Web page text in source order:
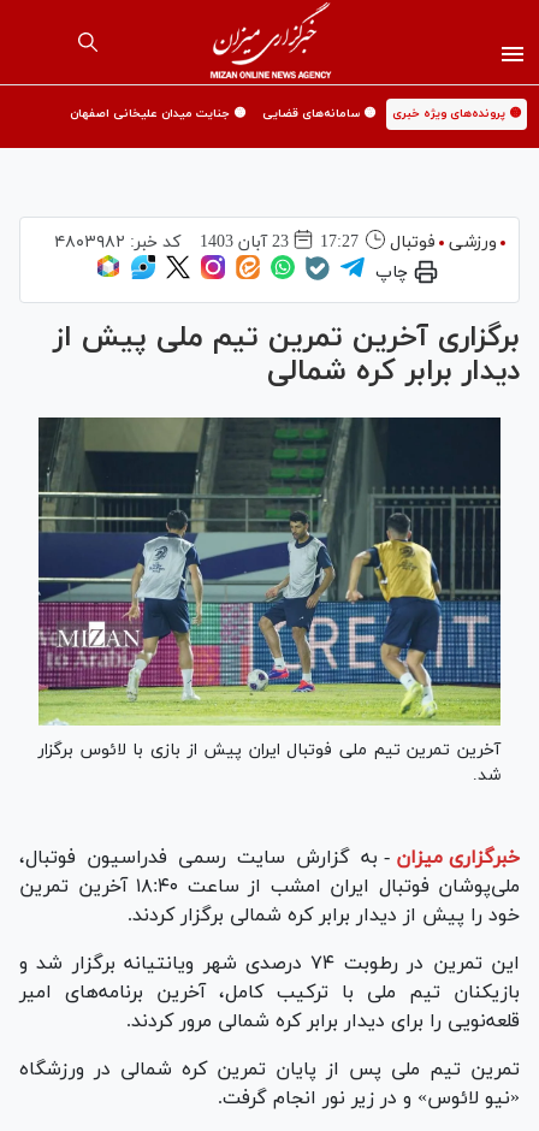
🟡 پرونده‌های ویژه خبری 🟡 سامانه‌های قضایی 🟡 جنایت میدان علیخانی اصفهان
ورزشی فوتبال 17:27 23 آبان 1403 کد خبر: ۴۸۰۳۹۸۲
چاپ
برگزاری آخرین تمرین تیم ملی پیش از
دیدار برابر کره شمالی
آخرین تمرین تیم ملی فوتبال ایران پیش از بازی با لائوس برگزار
شد.
خبرگزاری میزان - به گزارش سایت رسمی فدراسیون فوتبال،
ملی‌پوشان فوتبال ایران امشب از ساعت ١٨:۴٠ آخرین تمرین
خود را پیش از دیدار برابر کره شمالی برگزار کردند.
این تمرین در رطوبت ٧۴ درصدی شهر ویانتیانه برگزار شد و
بازیکنان تیم ملی با ترکیب کامل، آخرین برنامه‌های امیر
قلعه‌نویی را برای دیدار برابر کره شمالی مرور کردند.
تمرین تیم ملی پس از پایان تمرین کره شمالی در ورزشگاه
«نیو لائوس» و در زیر نور انجام گرفت.